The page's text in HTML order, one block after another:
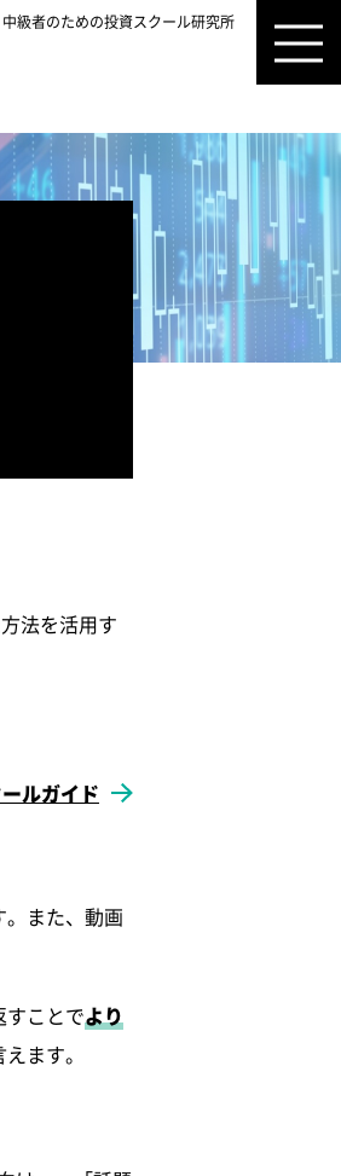
中級者のための投資スクール研究所
法を活用す
ルガイド
。また、動画
ことでより
ます。